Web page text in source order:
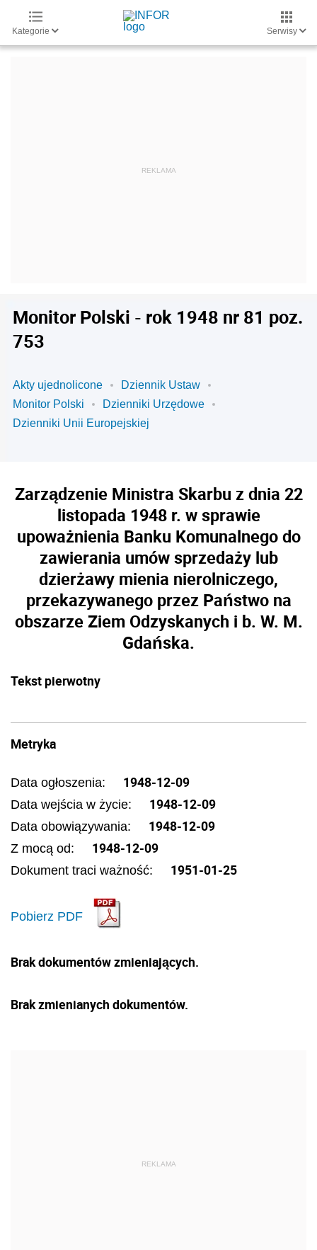
Kategorie Serwisy
Monitor Polski - rok 1948 nr 81 poz.
753
Akty ujednolicone
Dziennik Ustaw
Monitor Polski
Dzienniki Urzędowe
Dzienniki Unii Europejskiej
Zarządzenie Ministra Skarbu z dnia 22
listopada 1948 r. w sprawie
upoważnienia Banku Komunalnego do
zawierania umów sprzedaży lub
dzierżawy mienia nierolniczego,
przekazywanego przez Państwo na
obszarze Ziem Odzyskanych i b. W. M.
Gdańska.
Tekst pierwotny
Metryka
Data ogłoszenia: 1948-12-09
Data wejścia w życie: 1948-12-09
Data obowiązywania: 1948-12-09
Z mocą od: 1948-12-09
Dokument traci ważność: 1951-01-25
Pobierz PDF
Brak dokumentów zmieniających.
Brak zmienianych dokumentów.